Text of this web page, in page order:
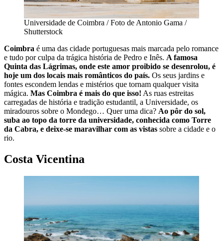
Universidade de Coimbra / Foto de Antonio Gama /
Shutterstock
Coimbra é uma das cidade portuguesas mais marcada pelo romance
e tudo por culpa da trágica história de Pedro e Inês. A famosa
Quinta das Lágrimas, onde este amor proibido se desenrolou, é
hoje um dos locais mais românticos do país. Os seus jardins e
fontes escondem lendas e mistérios que tornam qualquer visita
mágica. Mas Coimbra é mais do que isso! As ruas estreitas
carregadas de história e tradição estudantil, a Universidade, os
miradouros sobre o Mondego… Quer uma dica? Ao pôr do sol,
suba ao topo da torre da universidade, conhecida como Torre
da Cabra, e deixe-se maravilhar com as vistas sobre a cidade e o
rio.
Costa Vicentina